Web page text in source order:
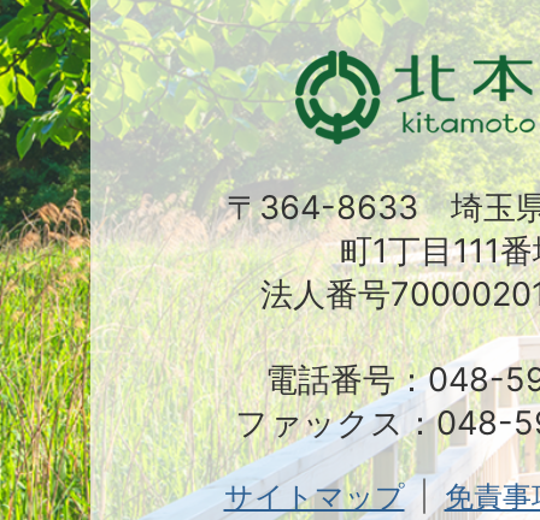
〒364-8633 埼玉
町1丁目111
法人番号
電話番号：048-
ファックス：048-
サイトマップ
免責